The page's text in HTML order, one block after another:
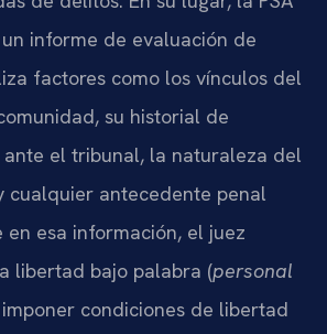
informe de evaluación de
factores como los vínculos del
su historial de
ante el tribunal, la naturaleza del
cualquier antecedente penal
en esa información, el juez
libertad bajo palabra (personal
imponer condiciones de libertad